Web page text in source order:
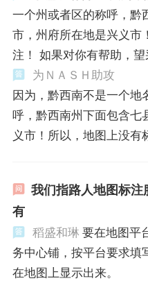
一个州或者区的称呼，黔
市，州府所在地是兴义市
注！ 如果对你有帮助，望
为ＮＡＳＨ助攻
因为，黔西南不是一个地
呼，黔西南州下面包含七
义市！所以，地图上没有
我们指路人地图标
有
稻盛和琳 要在地图平
务中心铺，按平台要求填
在地图上显示出来。